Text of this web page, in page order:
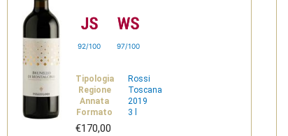
92/100 97/100
Tipologia
Rossi
Regione
Toscana
Annata
2019
Formato
3 l
€170,00